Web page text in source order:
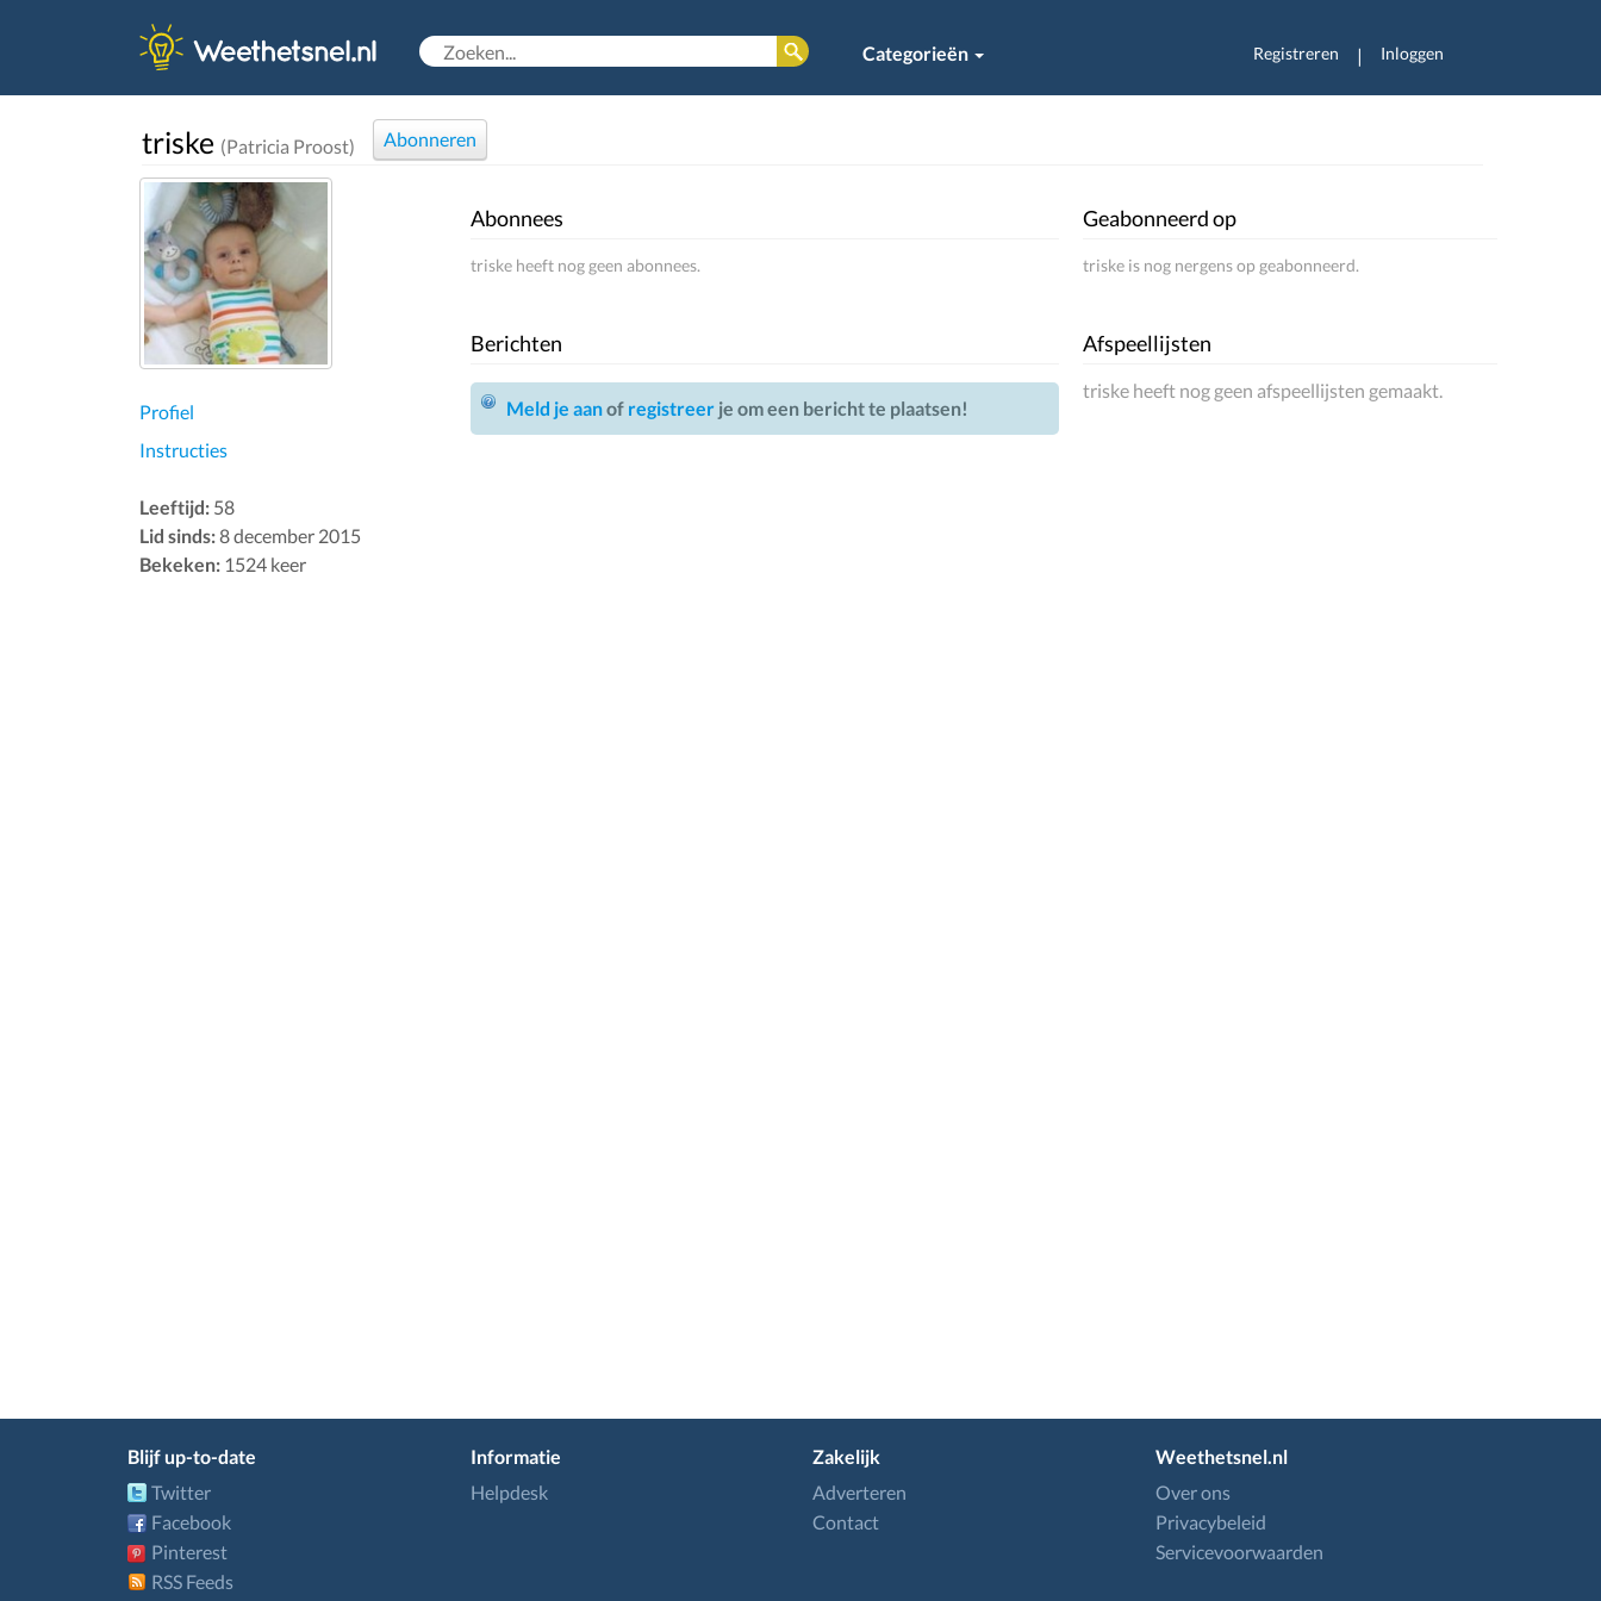
Categorieën Registreren | Inloggen
triske (Patricia Proost) Abonneren
Profiel
Instructies
Leeftijd: 58
Lid sinds:8 december 2015
Bekeken: 1524 keer
Abonnees
triske heeft nog geen abonnees.
Berichten
Meld je aanof registreerje om een bericht te plaatsen!
Geabonneerd op
triske is nog nergens op geabonneerd.
Afspeellijsten
triske heeft nog geen afspeellijsten gemaakt.
Blijf up-to-date
Twitter
Facebook
Pinterest
RSS Feeds
Informatie
Helpdesk
Zakelijk
Adverteren
Contact
Weethetsnel.nl
Over ons
Privacybeleid
Servicevoorwaarden